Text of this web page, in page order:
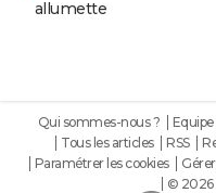
allumette
Qui sommes-nous ? Equipe
Tous les articles
RSS
Paramétrer les cookies
© 2026